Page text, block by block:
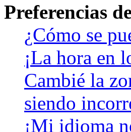
Preferencias
¿Cómo se
¡La hora en
Cambié la
siendo
¡Mi idioma